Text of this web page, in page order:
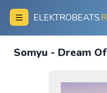
ELEKTROBEATS
Somyu - Dream